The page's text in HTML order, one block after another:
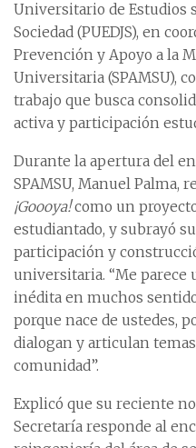
Universitario de Estudios
Sociedad (PUEDJS), en
Prevención y Apoyo a la
Universitaria (SPAMSU),
trabajo que busca
activa y participación
Durante la apertura del
SPAMSU, Manuel Palma,
¡Goooya!como un
estudiantado, y subrayó
participación y
universitaria. “Me parece
inédita en muchos
porque nace de ustedes,
dialogan y articulan
comunidad”.
Explicó que su reciente
Secretaría responde al